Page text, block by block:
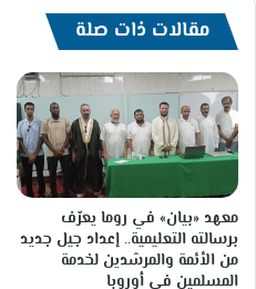
يستضيف
الاستاذ
عمر
شحاتة
مقالات ذات صلة
معهد «بيان» في روما يعرّف
برسالته التعليمية.. إعداد جيل جديد
من الأئمة والمرشدين لخدمة
المسلمين في أوروبا